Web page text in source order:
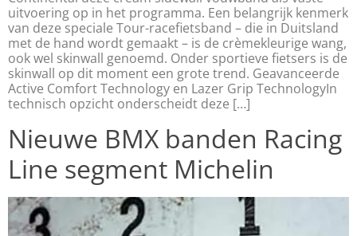
uitvoering op in het programma. Een belangrijk kenmerk
van deze speciale Tour-racefietsband – die in Duitsland
met de hand wordt gemaakt – is de crèmekleurige wang,
ook wel skinwall genoemd. Onder sportieve fietsers is de
skinwall op dit moment een grote trend. Geavanceerde
Active Comfort Technology en Lazer Grip TechnologyIn
technisch opzicht onderscheidt deze […]
Nieuwe BMX banden Racing
Line segment Michelin